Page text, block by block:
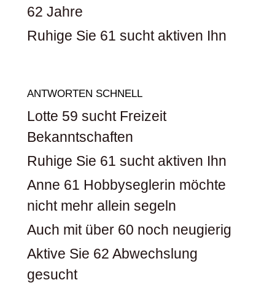
62 Jahre
Ruhige Sie 61 sucht aktiven Ihn
ANTWORTEN SCHNELL
Lotte 59 sucht Freizeit
Bekanntschaften
Ruhige Sie 61 sucht aktiven Ihn
Anne 61 Hobbyseglerin möchte
nicht mehr allein segeln
Auch mit über 60 noch neugierig
Aktive Sie 62 Abwechslung
gesucht